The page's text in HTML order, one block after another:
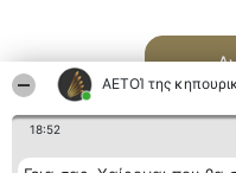
ΑΕΤΟΊ της
18:52